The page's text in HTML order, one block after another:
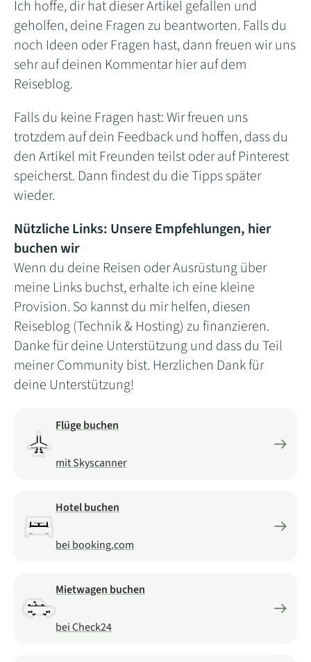
Ich hoffe, dir hat dieser Artikel gefallen und
geholfen, deine Fragen zu beantworten. Falls du
noch Ideen oder Fragen hast, dann freuen wir uns
sehr auf deinen Kommentar hier auf dem
Reiseblog.
Falls du keine Fragen hast: Wir freuen uns
trotzdem auf dein Feedback und hoffen, dass du
den Artikel mit Freunden teilst oder auf Pinterest
speicherst. Dann findest du die Tipps später
wieder.
Nützliche Links: Unsere Empfehlungen, hier
buchen wir
Wenn du deine Reisen oder Ausrüstung über
meine Links buchst, erhalte ich eine kleine
Provision. So kannst du mir helfen, diesen
Reiseblog (Technik & Hosting) zu finanzieren.
Danke für deine Unterstützung und dass du Teil
meiner Community bist. Herzlichen Dank für
deine Unterstützung!
Flüge buchen
mit Skyscanner
Hotel buchen
bei booking.com
Mietwagen buchen
bei Check24